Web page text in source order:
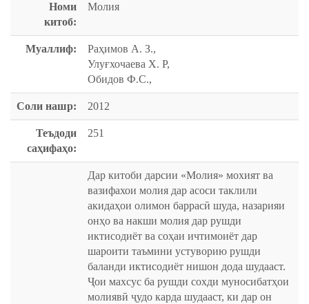
Номи
китоб:
Молия
Муаллиф:
Раҳимов А. З.,
Улуғхочаева Х. Р,
Обидов Ф.С.,
Соли нашр: 2012
Теъдоди
саҳифаҳо:
251
Дар китоби дарсии «Молия» мохият ва
вазифахои мо­лия дар асоси таклили
акидаҳои олимон баррасӣ шуда, назарияи
онҳо ва накши молия дар рушди
иктисодиёт ва соҳаи ичтимоиёт дар
шароити таъмини устуворию рушди
баланди иктисодиёт нишон дода шудааст.
Ҷои махсус ба рушди сохди муносибатҳои
молиявӣ ҷудо карда шудааст, ки дар он